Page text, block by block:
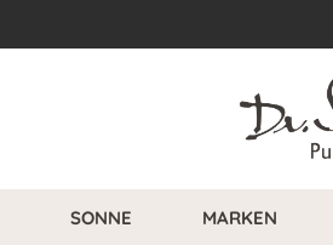
SONNE MARKEN